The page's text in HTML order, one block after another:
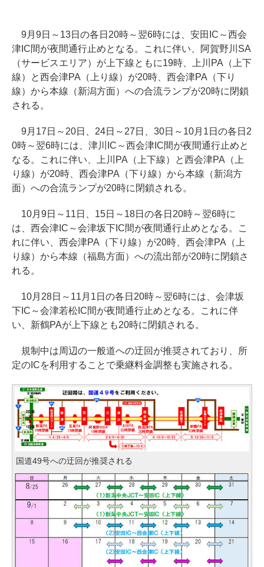
9月9日～13日の各日20時～翌6時には、安田IC～西会
津IC間が夜間通行止めとなる。これに伴い、阿賀野川SA
（サービスエリア）が上下線ともに19時、上川PA（上下
線）と西会津PA（上り線）が20時、西会津PA（下り
線）から本線（新潟方面）への合流ランプが20時に閉鎖
される。
9月17日～20日、24日～27日、30日～10月1日の各日2
0時～翌6時には、津川IC～西会津IC間が夜間通行止めと
なる。これに伴い、上川PA（上下線）と西会津PA（上
り線）が20時、西会津PA（下り線）から本線（新潟方
面）への合流ランプが20時に閉鎖される。
10月9日～11日、15日～18日の各日20時～翌6時に
は、西会津IC～会津坂下IC間が夜間通行止めとなる。こ
れに伴い、西会津PA（下り線）が20時、西会津PA（上
り線）から本線（福島方面）への流出部が20時に閉鎖さ
れる。
10月28日～11月1日の各日20時～翌6時には、会津坂
下IC～会津若松IC間が夜間通行止めとなる。これに伴
い、新鶴PAが上下線とも20時に閉鎖される。
規制中は周辺の一般道への迂回が推奨されており、所
定のICを利用することで乗継料金調整も実施される。
国道49号への迂回が推奨される